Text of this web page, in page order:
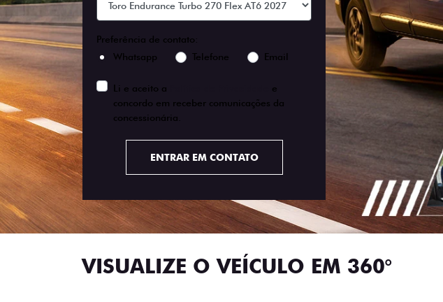
Preferência de contato:
Whatsapp
Telefone Email
Li e aceito a
e
concordo em receber comunicações da
concessionária.
ENTRAR EM CONTATO
VISUALIZE O VEÍCULO EM 360°